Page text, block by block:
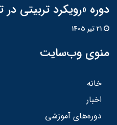
دوره «رویکرد تربیتی
منوی وب‌سایت
خانه
اخبار
دوره‌های آموزشی